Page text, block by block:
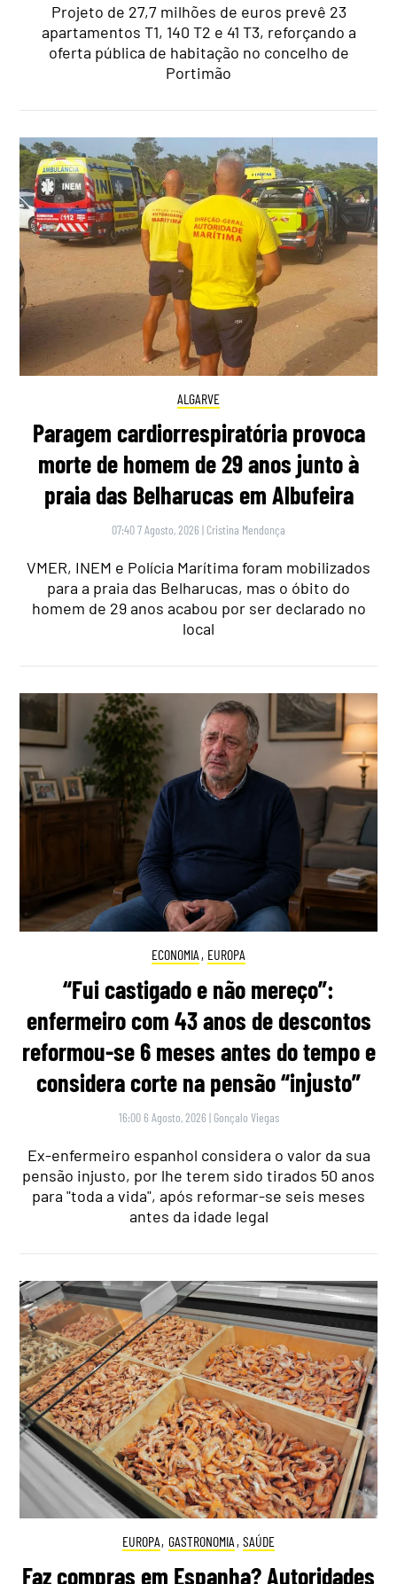
Projeto de 27,7 milhões de euros prevê 23
apartamentos T1, 140 T2 e 41 T3, reforçando a
oferta pública de habitação no concelho de
Portimão
ALGARVE
Paragem cardiorrespiratória provoca
morte de homem de 29 anos junto à
praia das Belharucas em Albufeira
07:40 7 Agosto, 2026 | Cristina Mendonça
VMER, INEM e Polícia Marítima foram mobilizados
para a praia das Belharucas, mas o óbito do
homem de 29 anos acabou por ser declarado no
local
ECONOMIA , EUROPA
“Fui castigado e não mereço”:
enfermeiro com 43 anos de descontos
reformou-se 6 meses antes do tempo e
considera corte na pensão “injusto”
16:00 6 Agosto, 2026 | Gonçalo Viegas
Ex-enfermeiro espanhol considera o valor da sua
pensão injusto, por lhe terem sido tirados 50 anos
para "toda a vida", após reformar-se seis meses
antes da idade legal
EUROPA, GASTRONOMIA , SAÚDE
Faz compras em Espanha? Autoridades